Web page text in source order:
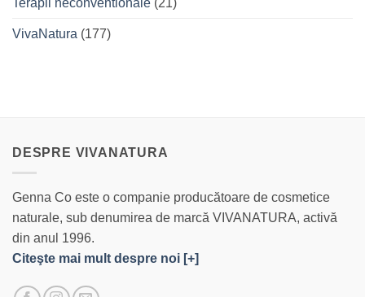
Terapii neconventionale (21)
VivaNatura (177)
DESPRE VIVANATURA
Genna Co este o companie producătoare de cosmetice
naturale, sub denumirea de marcă VIVANATURA, activă
din anul 1996.
Citeşte mai mult despre noi [+]